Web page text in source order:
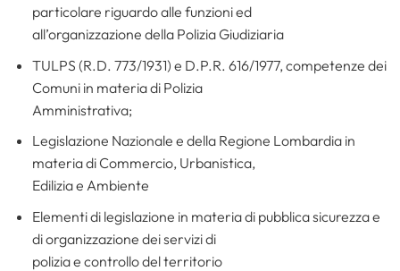
particolare riguardo alle funzioni ed
all’organizzazione della Polizia Giudiziaria
TULPS (R.D. 773/1931) e D.P.R. 616/1977, competenze dei
Comuni in materia di Polizia
Amministrativa;
Legislazione Nazionale e della Regione Lombardia in
materia di Commercio, Urbanistica,
Edilizia e Ambiente
Elementi di legislazione in materia di pubblica sicurezza e
di organizzazione dei servizi di
polizia e controllo del territorio